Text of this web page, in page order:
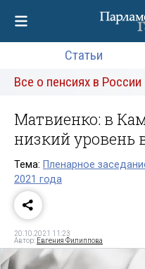
Статьи
Все о пенсиях в России
Матвиенко: в
низкий уровень
Тема: Пленарное
2021 года
20.10.2021 11:23
Автор: Евгения Филиппова